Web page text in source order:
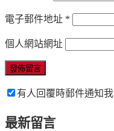
電子郵件地址 *
個人網站網址
有人回覆時郵件通知我
最新留言